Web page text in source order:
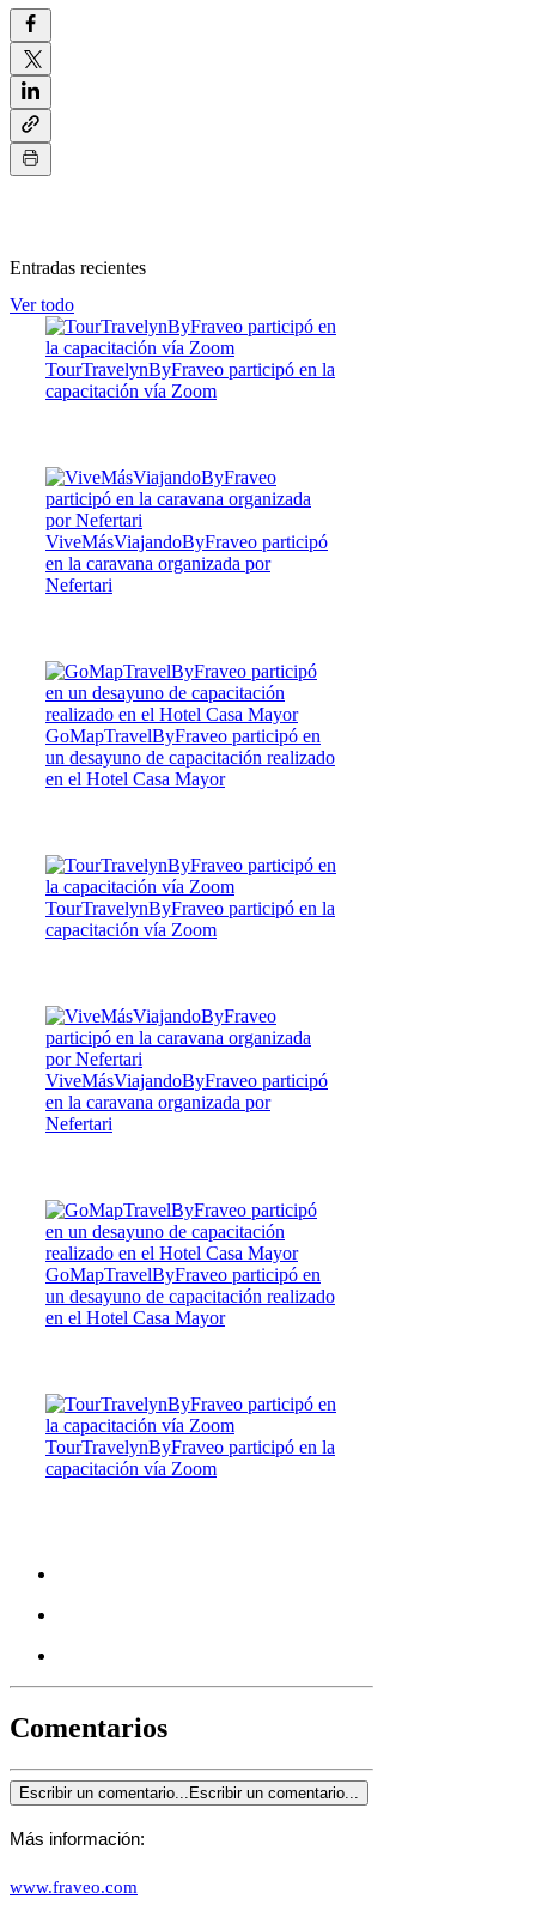
Entradas recientes
Ver todo
TourTravelynByFraveo participó en la
capacitación vía Zoom
ViveMásViajandoByFraveo participó
en la caravana organizada por
Nefertari
GoMapTravelByFraveo participó en
un desayuno de capacitación realizado
en el Hotel Casa Mayor
TourTravelynByFraveo participó en la
capacitación vía Zoom
ViveMásViajandoByFraveo participó
en la caravana organizada por
Nefertari
GoMapTravelByFraveo participó en
un desayuno de capacitación realizado
en el Hotel Casa Mayor
TourTravelynByFraveo participó en la
capacitación vía Zoom
Comentarios
Escribir un comentario... Escribir un comentario...
Más información:
www.fraveo.com